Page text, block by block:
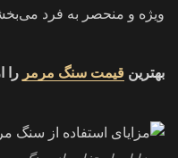
ویژه و منحصر به فرد
بهترین قیمت سنگ مرمر را